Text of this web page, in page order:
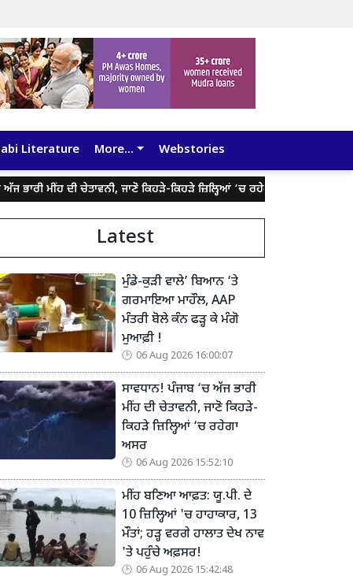
Literature More... Webstories
ਮੀਂਹ ਦੀ ਚੇਤਾਵਨੀ, ਜਾਣੋ ਕਿਹੜੇ-ਕਿਹੜੇ ਜ਼ਿਲ੍ਹਿਆਂ ‘ਚ ਰਹੇਗਾ ਅਸਰ
Latest
ਮੁੰਡੇ-ਕੁੜੀ ਵਾਲੇ’ ਬਿਆਨ ‘ਤੇ
ਗਰਮਾਇਆ ਮਾਹੌਲ, AAP
ਮੰਤਰੀ ਬੋਲੇ ਕੰਨ ਫੜ੍ਹ ਕੇ ਮੰਗੋ
ਮੁਆਫ਼ੀ !
06 Aug 2026 16:00:07
ਸਾਵਧਾਨ! ਪੰਜਾਬ ‘ਚ ਅੱਜ ਭਾਰੀ
ਮੀਂਹ ਦੀ ਚੇਤਾਵਨੀ, ਜਾਣੋ ਕਿਹੜੇ-
ਕਿਹੜੇ ਜ਼ਿਲ੍ਹਿਆਂ ‘ਚ ਰਹੇਗਾ
ਅਸਰ
06 Aug 2026 15:52:10
ਮੀਂਹ ਬਣਿਆ ਆਫ਼ਤ: ਯੂ.ਪੀ. ਦੇ
10 ਜ਼ਿਲ੍ਹਿਆਂ 'ਚ ਹਾਹਾਕਾਰ, 13
ਮੌਤਾਂ; ਹੜ੍ਹ ਵਰਗੇ ਹਾਲਾਤ ਦੇਖ ਨਾਵ
'ਤੇ ਪਹੁੰਚੇ ਅਫ਼ਸਰ!
06 Aug 2026 15:42:48